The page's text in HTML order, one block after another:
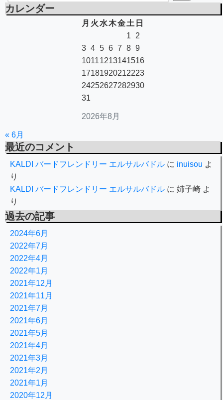
カレンダー
2026年8月
月 火 水木金 土 日
1
2
3 4 5 6 7 8 9
10111213141516
17181920212223
24252627282930
31
« 6月
最近のコメント
KALDI バードフレンドリー エルサルバドル に inuisou よ
り
KALDI バードフレンドリー エルサルバドル に 姉子崎 よ
り
過去の記事
2024年6月
2022年7月
2022年4月
2022年1月
2021年12月
2021年11月
2021年7月
2021年6月
2021年5月
2021年4月
2021年3月
2021年2月
2021年1月
2020年12月